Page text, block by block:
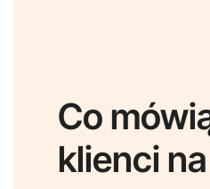
Co
klienci